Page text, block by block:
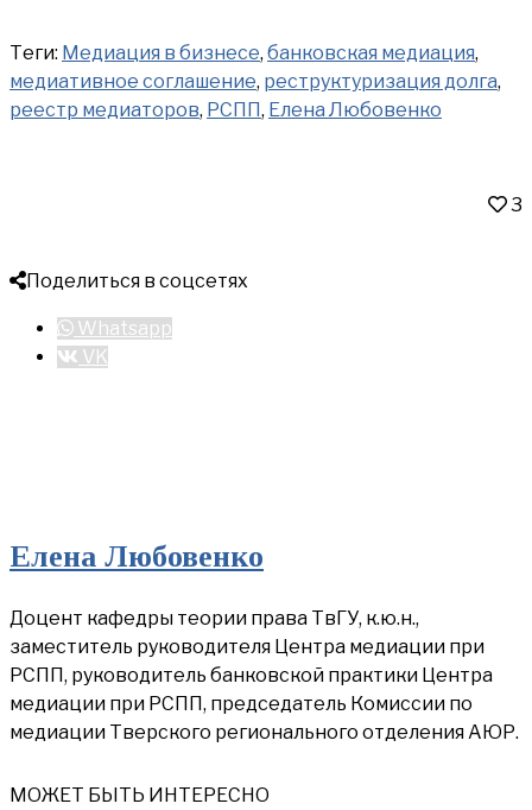
Теги: Медиация в бизнесе, банковская медиация,
медиативное соглашение, реструктуризация долга,
реестр медиаторов, РСПП, Елена Любовенко
3
Поделиться в соцсетях
Whatsapp
VK
Елена Любовенко
Доцент кафедры теории права ТвГУ, к.ю.н.,
заместитель руководителя Центра медиации при
РСПП, руководитель банковской практики Центра
медиации при РСПП, председатель Комиссии по
медиации Тверского регионального отделения АЮР.
МОЖЕТ БЫТЬ ИНТЕРЕСНО